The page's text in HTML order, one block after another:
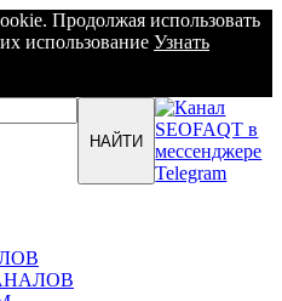
Продолжая использовать
использование Узнать